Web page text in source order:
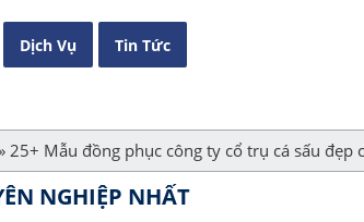
Dịch Vụ Tin Tức
25+ Mẫu đồng phục công ty cổ trụ cá sấu đẹp
NGHIỆP NHẤT